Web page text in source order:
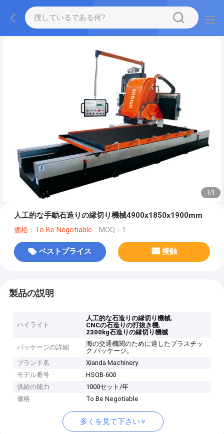
1/1
人工的な手動石造りの縁切り機械4900x1850x1900mm
価格：To Be Negotiable MOQ：1
ベストプライス 接触
製品の説明
ハイライト
人工的な石造りの縁切り機械,
CNCの石造りの打抜き機,
2300kg石造りの縁切り機械
パッケージの詳細
海の交通機関のために適したプラスチッ
ク パッケージ。
ブランド名
Xianda Machinery
モデル番号
HSQB-600
供給の能力
1000セット/年
価格
To Be Negotiable
多くを見て下さい